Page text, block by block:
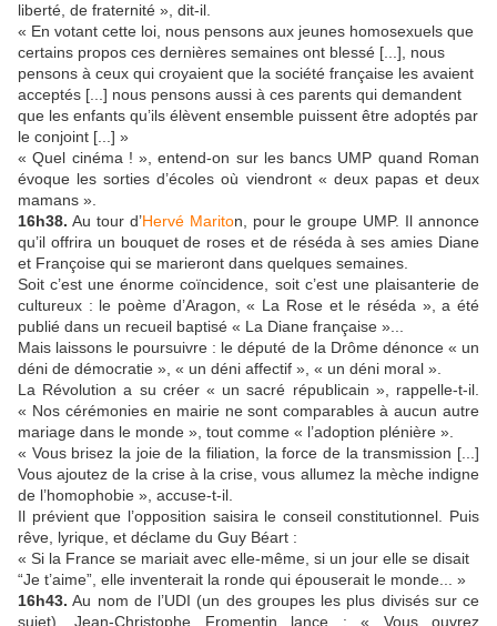
liberté, de fraternité », dit-il.
« En votant cette loi, nous pensons aux jeunes homosexuels que
certains propos ces dernières semaines ont blessé [...], nous
pensons à ceux qui croyaient que la société française les avaient
acceptés [...] nous pensons aussi à ces parents qui demandent
que les enfants qu’ils élèvent ensemble puissent être adoptés par
le conjoint [...] »
« Quel cinéma ! », entend-on sur les bancs UMP quand Roman
évoque les sorties d’écoles où viendront « deux papas et deux
mamans ».
16h38. Au tour d’Hervé Mariton, pour le groupe UMP. Il annonce
qu’il offrira un bouquet de roses et de réséda à ses amies Diane
et Françoise qui se marieront dans quelques semaines.
Soit c’est une énorme coïncidence, soit c’est une plaisanterie de
cultureux : le poème d’Aragon, « La Rose et le réséda », a été
publié dans un recueil baptisé « La Diane française »...
Mais laissons le poursuivre : le député de la Drôme dénonce « un
déni de démocratie », « un déni affectif », « un déni moral ».
La Révolution a su créer « un sacré républicain », rappelle-t-il.
« Nos cérémonies en mairie ne sont comparables à aucun autre
mariage dans le monde », tout comme « l’adoption plénière ».
« Vous brisez la joie de la filiation, la force de la transmission [...]
Vous ajoutez de la crise à la crise, vous allumez la mèche indigne
de l’homophobie », accuse-t-il.
Il prévient que l’opposition saisira le conseil constitutionnel. Puis
rêve, lyrique, et déclame du Guy Béart :
« Si la France se mariait avec elle-même, si un jour elle se disait
“Je t’aime”, elle inventerait la ronde qui épouserait le monde... »
16h43. Au nom de l’UDI (un des groupes les plus divisés sur ce
sujet), Jean-Christophe Fromentin lance : « Vous ouvrez